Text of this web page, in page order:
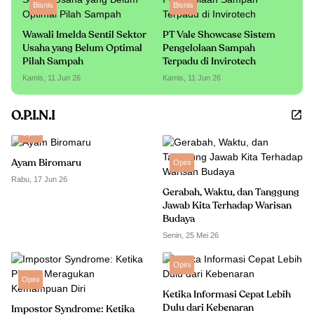
Bisnis
Wawali Imelda Sentil Sektor
Usaha yang Belum Optimal
Pilah Sampah
Kamis, 11 Jun 26
Bisnis
PT Vale Showcase Sistem
Pengelolaan Sampah
Terpadu di Invirotech
Kamis, 11 Jun 26
O.P.I.N.I
Ayam Biromaru
Rabu, 17 Jun 26
Opini
Gerabah, Waktu, dan Tanggung
Jawab Kita Terhadap Warisan
Budaya
Senin, 25 Mei 26
Opini
Impostor Syndrome: Ketika
Opini
Ketika Informasi Cepat Lebih
Dulu dari Kebenaran